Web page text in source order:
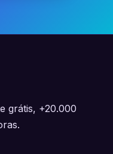
grátis, +20.000